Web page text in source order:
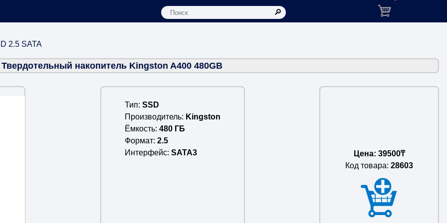
Корзина: товаров в
2.5 SATA
Твердотельный накопитель Kingston A400 480GB
Тип SSD
Производитель
Kingston
Ёмкость 480 ГБ
Формат 2.5
Интерфейс SATA3
Цена: 39500₸
Код товара: 28603